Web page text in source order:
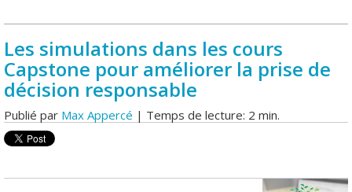
Les simulations dans les cours
Capstone pour améliorer la prise de
décision responsable
Publié par Max Appercé | Temps de lecture: 2 min.